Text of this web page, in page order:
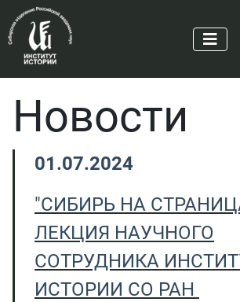
Новости
01.07.2024
"СИБИРЬ НА
ЛЕКЦИЯ НАУЧНОГО
СОТРУДНИКА
ИСТОРИИ СО РАН